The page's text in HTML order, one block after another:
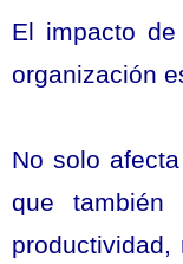
El impacto
organización
No solo
que también